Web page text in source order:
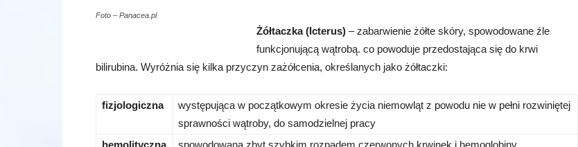
Foto – Panacea.pl
Żółtaczka (Icterus) – zabarwienie żółte skóry, spowodowane źle
funkcjonującą wątrobą. co powoduje przedostająca się do krwi
bilirubina. Wyróżnia się kilka przyczyn zażółcenia, określanych jako żółtaczki:
fizjologiczna
występująca w początkowym okresie życia niemowląt z powodu nie w pełni rozwiniętej
sprawności wątroby, do samodzielnej pracy